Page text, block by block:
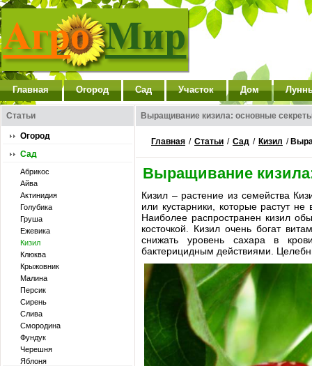
Главная Огород Сад Участок Дом
Статьи
Огород
Сад
Абрикос
Айва
Актинидия
Голубика
Груша
Ежевика
Кизил
Клюква
Крыжовник
Малина
Персик
Сирень
Слива
Смородина
Фундук
Черешня
Яблоня
Выращивание кизила: основные
Главная / Статьи / Сад / Кизил /
Выращивание
Кизил – растение из семейства
или кустарники, которые растут
Наиболее распространен кизил
косточкой. Кизил очень богат
снижать уровень сахара в
бактерицидным действиями.